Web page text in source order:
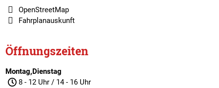
OpenStreetMap
Fahrplanauskunft
Öffnungszeiten
Montag,Dienstag
8 - 12 Uhr / 14 - 16 Uhr